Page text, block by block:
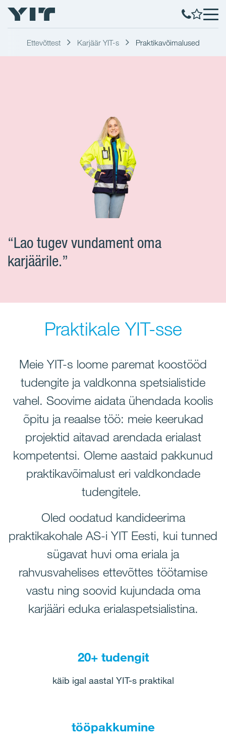
Ettevõttest Karjäär YIT-s Praktikavõimalused
“Lao tugev vundament oma
karjäärile.”
Praktikale YIT-sse
Meie YIT-s loome paremat koostööd
tudengite ja valdkonna spetsialistide
vahel. Soovime aidata ühendada koolis
õpitu ja reaalse töö: meie keerukad
projektid aitavad arendada erialast
kompetentsi. Oleme aastaid pakkunud
praktikavõimalust eri valdkondade
tudengitele.
Oled oodatud kandideerima
praktikakohale AS-i YIT Eesti, kui tunned
sügavat huvi oma eriala ja
rahvusvahelises ettevõttes töötamise
vastu ning soovid kujundada oma
karjääri eduka erialaspetsialistina.
20+ tudengit
käib igal aastal YIT-s praktikal
tööpakkumine